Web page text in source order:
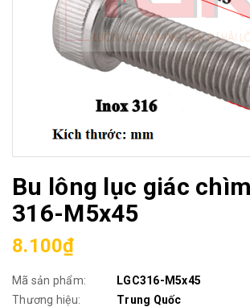
Bu lông lục giác
316-M5x45
8.100₫
Mã sản phẩm:
LGC316-M5x45
Thương hiệu:
Trung Quốc